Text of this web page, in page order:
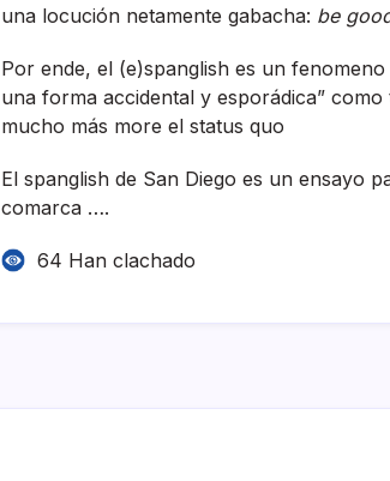
una locución netamente gabacha: be
Por ende, el (e)spanglish es un
una forma accidental y esporádica”
mucho más more el status quo
El spanglish de San Diego es un ensayo
comarca ….
64 Han clachado